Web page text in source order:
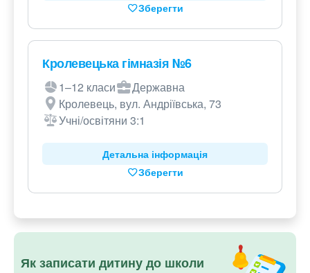
Зберегти
Кролевецька гімназія №6
1–12 класи
Державна
Кролевець, вул. Андріївська, 73
Учні/освітяни 3:1
Детальна інформація
Зберегти
Як записати дитину до школи